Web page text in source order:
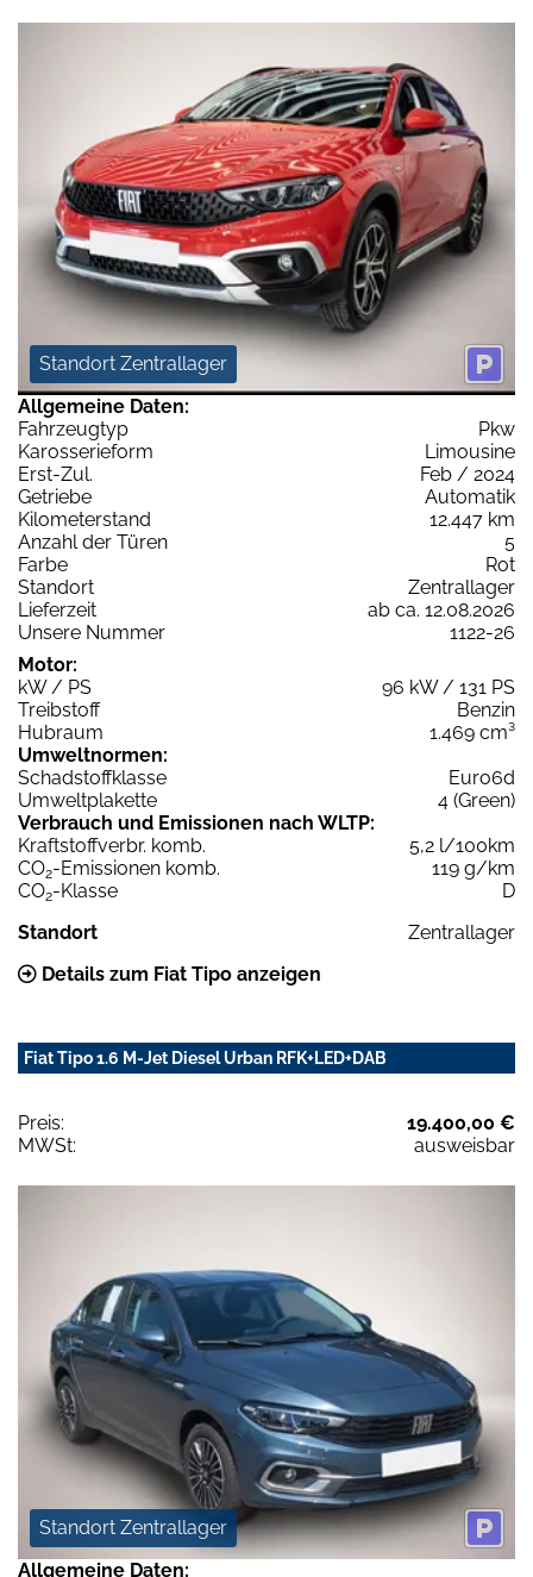
Standort Zentrallager
Allgemeine Daten:
Fahrzeugtyp
Pkw
Karosserieform
Limousine
Erst-Zul.
Feb / 2024
Getriebe
Automatik
Kilometerstand
12.447 km
Anzahl der Türen
5
Farbe
Rot
Standort
Zentrallager
Lieferzeit
ab ca. 12.08.2026
Unsere Nummer
1122-26
Motor:
kW / PS
96 kW / 131 PS
Treibstoff
Benzin
Hubraum
1.469 cm³
Umweltnormen:
Schadstoffklasse
Euro6d
Umweltplakette
4 (Green)
Verbrauch und Emissionen nach WLTP:
Kraftstoffverbr. komb.
5,2 l/100km
CO2-Emissionen komb.
119 g/km
CO2-Klasse
D
Standort
Zentrallager
Details zum Fiat Tipo anzeigen
Fiat Tipo 1.6 M-Jet Diesel Urban RFK+LED+DAB
Preis:
19.400,00 €
MWSt:
ausweisbar
Standort Zentrallager
Allgemeine Daten: